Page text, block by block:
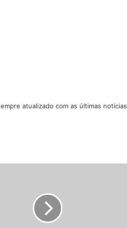
atualizado com as últimas